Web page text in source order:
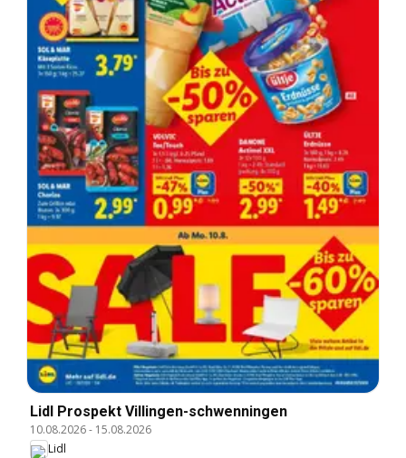
Lidl Prospekt Villingen-schwenningen
10.08.2026- 15.08.2026
Lidl